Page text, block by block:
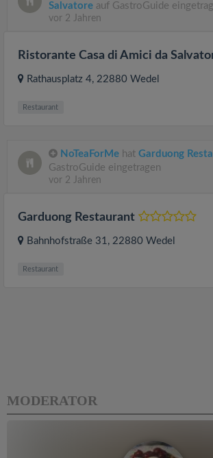
Salvatore auf GastroGuide
vor 2 Jahren
Ristorante Casa di Amici da
Rathausplatz 4, 22880 Wedel
Restaurant
NoTeaForMe hat Garduong
GastroGuide eingetragen
vor 2 Jahren
Garduong Restaurant
Bahnhofstraße 31 , 22880 Wedel
Restaurant
MODERATOR